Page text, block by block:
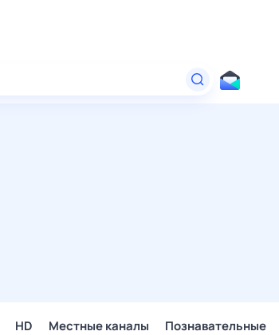
HD Местные каналы Познавательные